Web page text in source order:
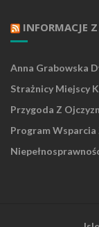
INFORMACJE
Anna Grabowska
Strażnicy Miejscy
Przygoda Z
Program